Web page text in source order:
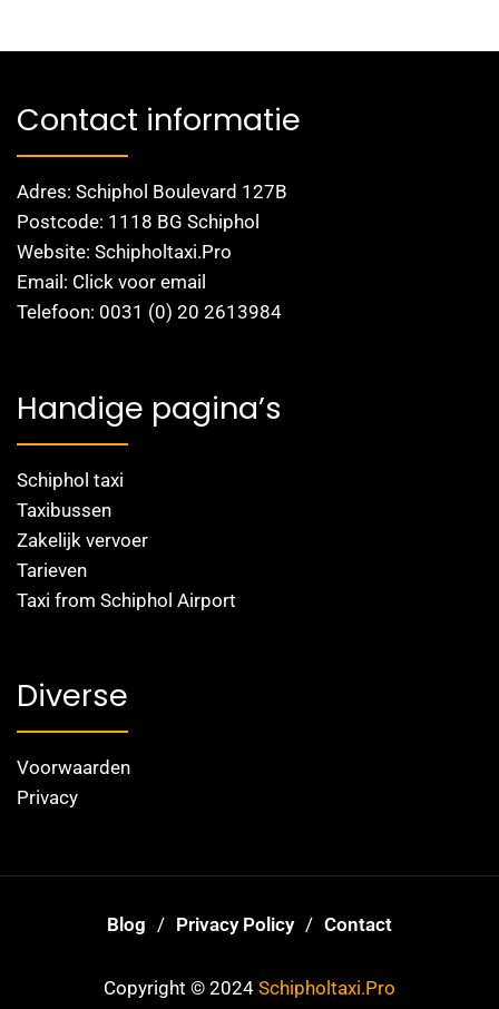
Contact informatie
Adres: Schiphol Boulevard 127B
Postcode: 1118 BG Schiphol
Website: Schipholtaxi.Pro
Email: Click voor email
Telefoon: 0031 (0) 20 2613984
Handige pagina’s
Schiphol taxi
Taxibussen
Zakelijk vervoer
Tarieven
Taxi from Schiphol Airport
Diverse
Voorwaarden
Privacy
Blog Privacy Policy Contact
Copyright © 2024 Schipholtaxi.Pro